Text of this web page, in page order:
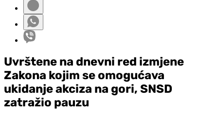
Uvrštene na dnevni red izmjene
Zakona kojim se omogućava
ukidanje akciza na gori, SNSD
zatražio pauzu